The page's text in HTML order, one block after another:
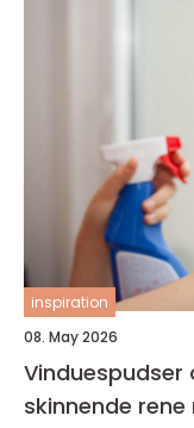
inspiration
08. May 2026
Vinduespudser
skinnende